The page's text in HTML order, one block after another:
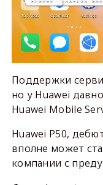
Поддержки
но у Huawei
Huawei Mobile
Huawei P50,
вполне может
компании с